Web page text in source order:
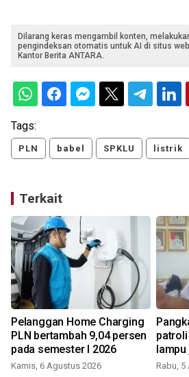
Dilarang keras mengambil konten,
pengindeksan otomatis untuk AI di situs
Kantor Berita ANTARA.
Tags:
PLN babel SPKLU listrik
Terkait
Pelanggan Home Charging
PLN bertambah 9,04 persen
pada semester I 2026
Kamis, 6 Agustus 2026
lampu
Rabu, 5